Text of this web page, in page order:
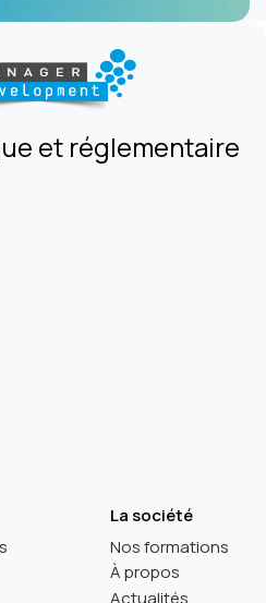
et réglementaire
La société
Nos formations
À propos
Actualités